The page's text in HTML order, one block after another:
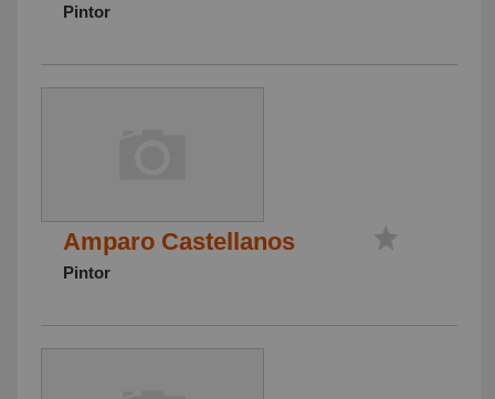
Pintor
Amparo Castellanos
Pintor